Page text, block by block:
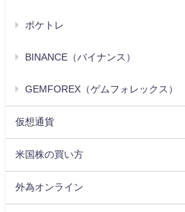
ポケトレ
BINANCE（バイナンス）
GEMFOREX（ゲムフォレックス）
仮想通貨
米国株の買い方
外為オンライン